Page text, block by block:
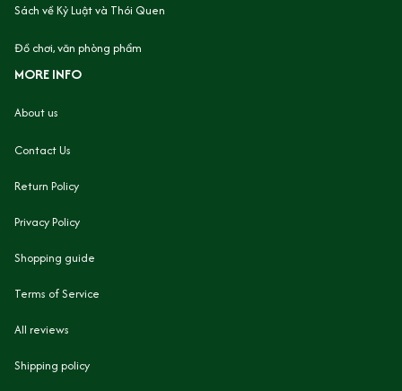
Sách về Kỷ Luật và Thói Quen
Đồ chơi, văn phòng phẩm
MORE INFO
About us
Contact Us
Return Policy
Privacy Policy
Shopping guide
Terms of Service
All reviews
Shipping policy